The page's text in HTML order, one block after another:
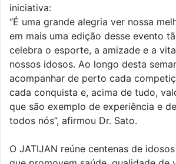
iniciativa:
“É uma grande alegria ver nossa
em mais uma edição desse evento
celebra o esporte, a amizade e a
nossos idosos. Ao longo desta
acompanhar de perto cada
cada conquista e, acima de tudo,
que são exemplo de experiência e
todos nós”, afirmou Dr. Sato.
O JATIJAN reúne centenas de